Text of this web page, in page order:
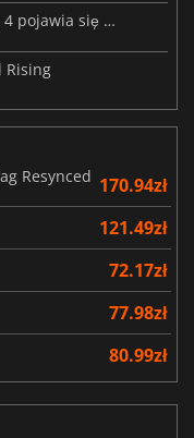
W Warhammer 40,000: Dawn of War 4 pojawia się frakcja Nekronów
Rising
Resynced 170.94zł
121.49zł
72.17zł
77.98zł
80.99zł